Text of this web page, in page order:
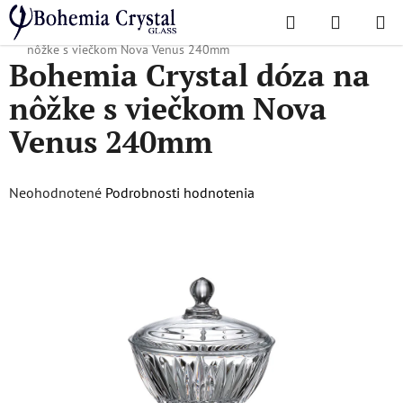
Prejsť
na
obsah
Hľadať
KOŠÍK
Domov
/ Obľúbené kolekcie / Nova Venus
Bohemia Crystal dóza na
nôžke s viečkom Nova Venus 240mm
Bohemia Crystal dóza na
nôžke s viečkom Nova
Venus 240mm
Priemerné
Neohodnotené Podrobnosti hodnotenia